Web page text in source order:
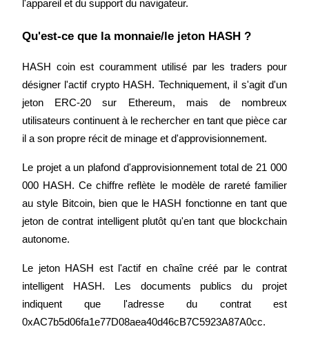
Guide
Guide de démarrage des contrats à terme
Stratégies de trading
Apprenez à rester rentable
l'appareil et du support du navigateur.
Qu'est-ce que la monnaie/le jeton HASH ?
HASH coin est couramment utilisé par les traders pour
désigner l'actif crypto HASH. Techniquement, il s'agit d'un
jeton ERC-20 sur Ethereum, mais de nombreux
utilisateurs continuent à le rechercher en tant que pièce car
il a son propre récit de minage et d'approvisionnement.
Le projet a un plafond d'approvisionnement total de 21 000
000 HASH. Ce chiffre reflète le modèle de rareté familier
au style Bitcoin, bien que le HASH fonctionne en tant que
jeton de contrat intelligent plutôt qu'en tant que blockchain
autonome.
Le jeton HASH est l'actif en chaîne créé par le contrat
intelligent HASH. Les documents publics du projet
indiquent que l'adresse du contrat est
0xAC7b5d06fa1e77D08aea40d46cB7C5923A87A0cc.